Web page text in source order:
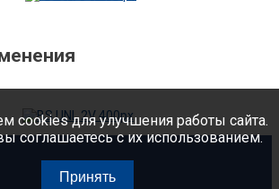
cookies для улучшения работы сайта.
соглашаетесь с их использованием.
Принять